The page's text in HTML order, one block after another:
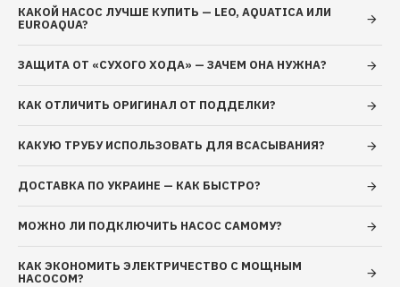
более 0,1% максимальный размер частиц, не более
0,2 мм максимальная температура перекачиваемой
окружающей среды +40°С максимальное рабочее
КАКОЙ НАСОС ЛУЧШЕ КУПИТЬ — LEO, AQUATICA ИЛИ
EUROAQUA?
ЗАЩИТА ОТ «СУХОГО ХОДА» — ЗАЧЕМ ОНА НУЖНА?
КАК ОТЛИЧИТЬ ОРИГИНАЛ ОТ ПОДДЕЛКИ?
КАКУЮ ТРУБУ ИСПОЛЬЗОВАТЬ ДЛЯ ВСАСЫВАНИЯ?
ДОСТАВКА ПО УКРАИНЕ — КАК БЫСТРО?
МОЖНО ЛИ ПОДКЛЮЧИТЬ НАСОС САМОМУ?
КАК ЭКОНОМИТЬ ЭЛЕКТРИЧЕСТВО С МОЩНЫМ
НАСОСОМ?